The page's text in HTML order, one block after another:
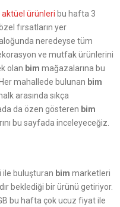
aktüel ürünleri bu hafta 3
fırsatların yer
neredeyse tüm
ve mutfak ürünlerini
olan bim mağazalarına bu
mahallede bulunan bim
arasında sıkça
da özen gösteren bim
bu sayfada inceleyeceğiz.
ile buluşturan bim marketleri
beklediği bir ürünü getiriyor.
bu hafta çok ucuz fiyat ile